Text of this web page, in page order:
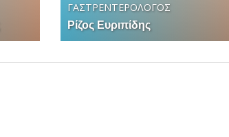
ΓΑΣΤΡΕΝΤΕΡΟΛΟΓΟΣ
Ρίζος Ευριπίδης